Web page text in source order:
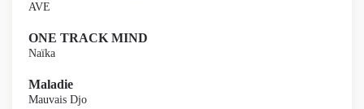
AVE
ONE TRACK MIND
Naïka
Maladie
Mauvais Djo